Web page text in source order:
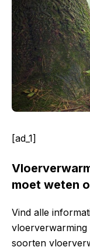
[ad_1]
moet weten
Vind alle
vloerverwarming
soorten